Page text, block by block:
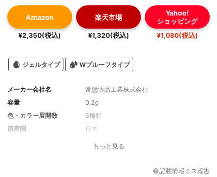
Amazon
¥2,350(税込)
楽天市場
¥1,320(税込)
Yahoo!
ショッピング
¥1,080(税込)
ジェルタイプ Wプルーフタイプ
メーカー会社名
常盤薬品工業株式会社
容量
0.2g
色・カラー展開数
5種類
原産国
日本
もっと見る
記載情報ミス報告